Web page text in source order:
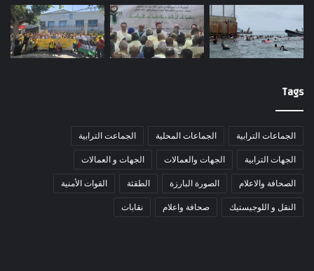
Tags
الجماعات الترابية الجماعات المحلية الجماعت الترابية
الجهات الترابية الجهات والعمالات الجهات و العمالات
الصحافة والاعلام الصورة البارزة الطقثة القوات الأمنية
النقل و اللوجيستيك صحافة واعلام نقابات